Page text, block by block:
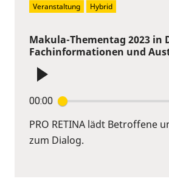
Makula-Thementag 2023 in
Fachinformationen und
00:00
PRO RETINA lädt Betroffene
zum Dialog.
Veranstaltung
Hybrid